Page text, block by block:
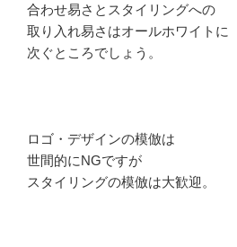
合わせ易さとスタイリングへの
取り入れ易さはオールホワイトに
次ぐところでしょう。
ロゴ・デザインの模倣は
世間的にNGですが
スタイリングの模倣は大歓迎。